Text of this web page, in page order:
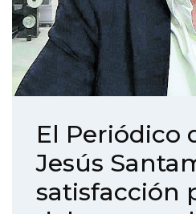
El Periódico
Jesús
satisfacción